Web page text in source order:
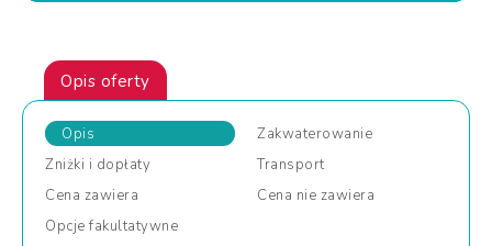
Opis oferty
Opis
Zakwaterowanie
Zniżki i dopłaty
Transport
Cena zawiera Cena nie zawiera
Opcje fakultatywne